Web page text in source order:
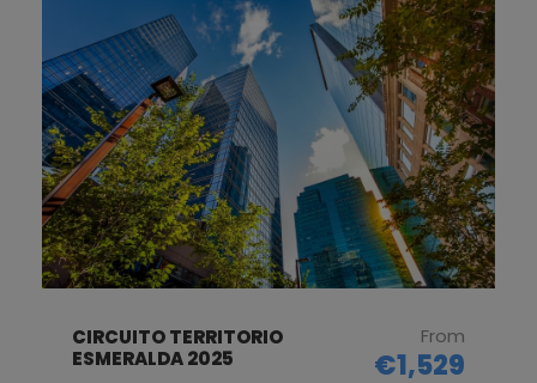
CIRCUITO TERRITORIO
ESMERALDA 2025
From
€1,529